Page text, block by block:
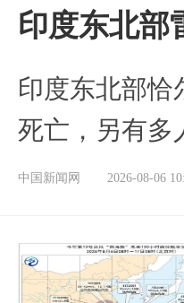
印度东北部
印度东北部恰
死亡，另有多
中国新闻网 2026-08-06